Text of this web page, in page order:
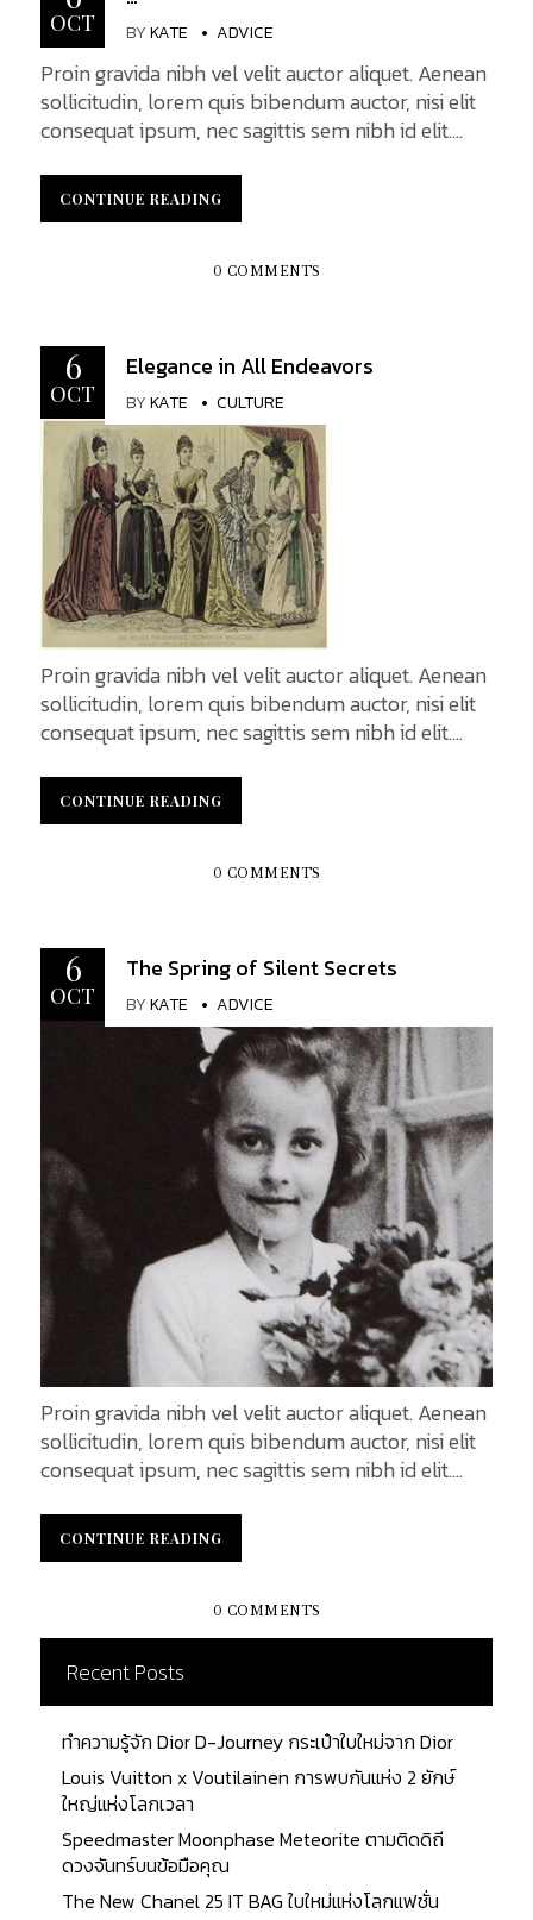
OCT BYKATE ADVICE
Proin gravida nibh vel velit auctor aliquet. Aenean
sollicitudin, lorem quis bibendum auctor, nisi elit
consequat ipsum, nec sagittis sem nibh id elit.
amet mauris. Morbi accumsan ipsum velit. Nam
nec tellus a odio tincidunt auctor a ornare odio.
aptent taciti sociosqu ad litora torquent per
CONTINUE READING
CONTINUE READING
0 COMMENTS
6
OCT
Elegance in All Endeavors
BYKATE CULTURE
Proin gravida nibh vel velit auctor aliquet. Aenean
sollicitudin, lorem quis bibendum auctor, nisi elit
consequat ipsum, nec sagittis sem nibh id elit.
amet mauris. Morbi accumsan ipsum velit. Nam
nec tellus a odio tincidunt auctor a ornare odio.
aptent taciti sociosqu ad litora torquent per
CONTINUE READING
CONTINUE READING
0 COMMENTS
6
OCT
The Spring of Silent Secrets
BYKATE ADVICE
Proin gravida nibh vel velit auctor aliquet. Aenean
sollicitudin, lorem quis bibendum auctor, nisi elit
consequat ipsum, nec sagittis sem nibh id elit.
amet mauris. Morbi accumsan ipsum velit. Nam
nec tellus a odio tincidunt auctor a ornare odio.
aptent taciti sociosqu ad litora torquent per
conubia nostra, per inceptos himenaeos. Mauris
in erat justo. Nullam ac urna eu...
CONTINUE READING
CONTINUE READING
0 COMMENTS
Recent Posts
ทำความรู้จัก Dior D-Journey กระเป๋าใบใหม่จาก Dior
Louis Vuitton x Voutilainen การพบกันแห่ง 2 ยักษ์
ใหญ่แห่งโลกเวลา
Speedmaster Moonphase Meteorite ตามติดดิถี
ดวงจันทร์บนข้อมือคุณ
The New Chanel 25 IT BAG ใบใหม่แห่งโลกแฟชั่น